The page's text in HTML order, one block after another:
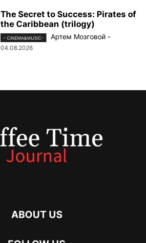
The Secret to Success: Pirates of
the Caribbean (trilogy)
- CINEMA&MUSIC- Артем Мозговой -
04.08.2026
ABOUT US